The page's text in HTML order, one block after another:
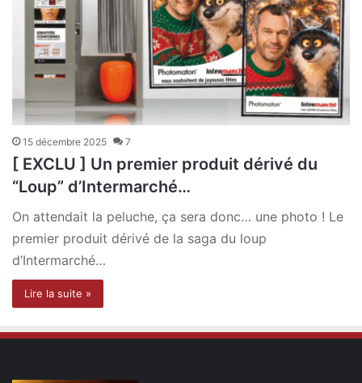
15 décembre 2025 7
[ EXCLU ] Un premier produit dérivé du
“Loup” d’Intermarché…
On attendait la peluche, ça sera donc… une photo ! Le
premier produit dérivé de la saga du loup
d’Intermarché…
Lire la suite »